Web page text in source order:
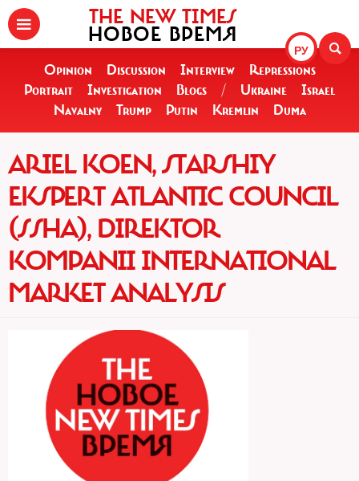
РУ
THE NEW TIMES
НОВОЕ ВРЕМЯ
Opinion Discussion Interview
Repressions
Portrait
Investigation Blogs / Ukraine
Israel
Navalny
Trump Putin Kremlin Duma
ARIEL KOEN, STARSHIY
EKSPERT ATLANTIC COUNCIL
(SSHA), DIREKTOR
KOMPANII INTERNATIONAL
MARKET ANALYSIS